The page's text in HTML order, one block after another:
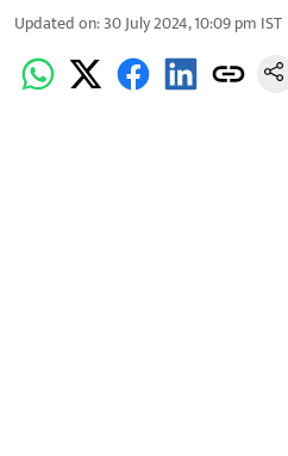
Updated on:30 July 2024, 10:09 pm IST